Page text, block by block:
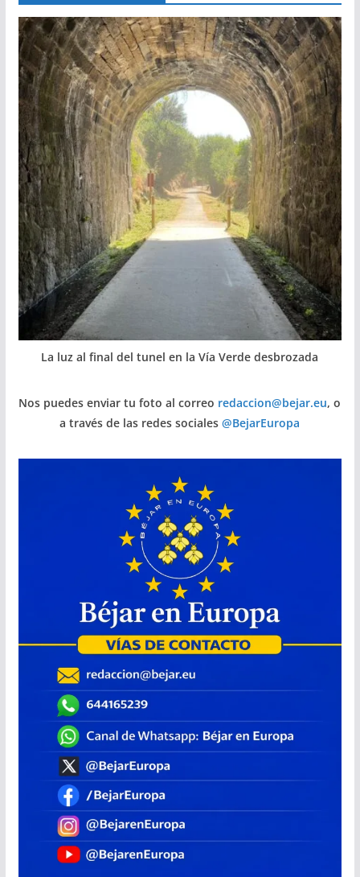
La luz al final del tunel en la Vía Verde desbrozada
Nos puedes enviar tu foto al correo redaccion@bejar.eu, o
a través de las redes sociales@BejarEuropa